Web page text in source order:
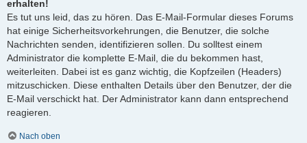
erhalten!
Es tut uns leid, das zu hören. Das E-Mail-Formular dieses Forums
hat einige Sicherheitsvorkehrungen, die Benutzer, die solche
Nachrichten senden, identifizieren sollen. Du solltest einem
Administrator die komplette E-Mail, die du bekommen hast,
weiterleiten. Dabei ist es ganz wichtig, die Kopfzeilen (Headers)
mitzuschicken. Diese enthalten Details über den Benutzer, der die
E-Mail verschickt hat. Der Administrator kann dann entsprechend
reagieren.
Nach oben